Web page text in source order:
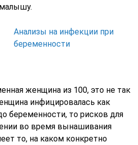
Анализы на инфекции при
беременности
женщина из 100, это не так
инфицировалась как
беременности, то рисков для
во время вынашивания
то, на каком конкретно